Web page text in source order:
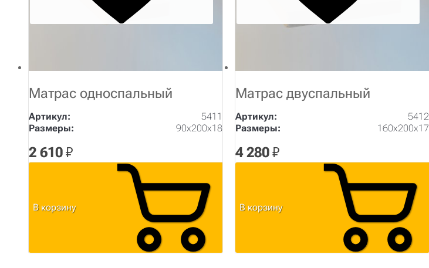
Матрас односпальный
Артикул:
5411
Размеры:
90х200x18
2 610₽
В корзину
Матрас двуспальный
Артикул:
5412
Размеры:
160х200х17
4 280₽
В корзину